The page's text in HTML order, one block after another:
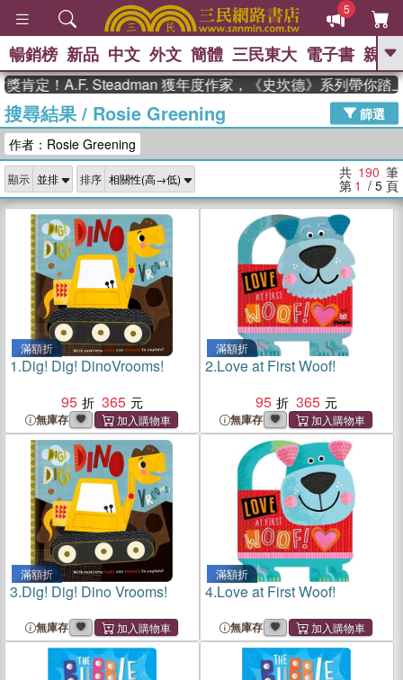
5
GO
熱搜： 東野圭吾 高希均教授回憶錄
、 The Odyssey 、 父親節 、 如果歷
獎 臺灣漫遊錄 、 方念華 、 台灣的李
登輝時代
數學女孩：黎曼猜想 、
偉大的迷走神經
暢銷榜 新品 中文 外文 簡體 三民東大 電子書 親子
Steadman 獲年度作家，《史坎德》系列帶你踏上熱血奇
搜尋結果/ Rosie Greening
篩選
作者：Rosie Greening
顯示 排序 共 190 筆
第 1 / 5 頁
滿額折
1.Dig! Dig! DinoVrooms!
95
365
無庫存
滿額折
2.Love at First Woof!
95
365
無庫存
滿額折
3.Dig! Dig! Dino Vrooms!
無庫存
滿額折
4.Love at First Woof!
無庫存